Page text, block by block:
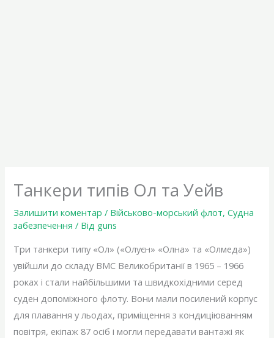
Танкери типів Ол та Уейв
Залишити коментар / Військово-морський флот,Судна
забезпечення / Від guns
Три танкери типу «Ол» («Олуєн» «Олна» та «Олмеда»)
увійшли до складу ВМС Великобританії в 1965 – 1966
роках і стали найбільшими та швидкохідними серед
суден допоміжного флоту. Вони мали посилений корпус
для плавання у льодах, приміщення з кондиціюванням
повітря, екіпаж 87 осіб і могли передавати вантажі як